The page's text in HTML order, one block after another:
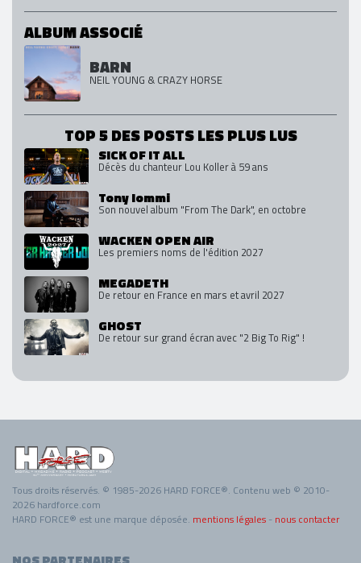
ALBUM ASSOCIÉ
BARN
NEIL YOUNG & CRAZY HORSE
TOP 5 DES POSTS LES PLUS LUS
SICK OF IT ALL
Décès du chanteur Lou Koller à 59 ans
Tony Iommi
Son nouvel album "From The Dark", en octobre
WACKEN OPEN AIR
Les premiers noms de l'édition 2027
MEGADETH
De retour en France en mars et avril 2027
GHOST
De retour sur grand écran avec "2 Big To Rig" !
Tous droits réservés. © 1985-2026 HARD FORCE®. Contenu web © 2010-
2026 hardforce.com
HARD FORCE® est une marque déposée. mentions légales - nous contacter